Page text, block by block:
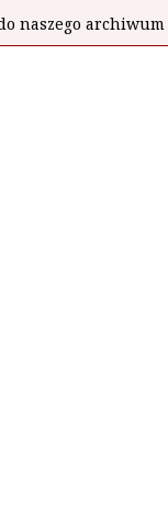
naszego archiwum